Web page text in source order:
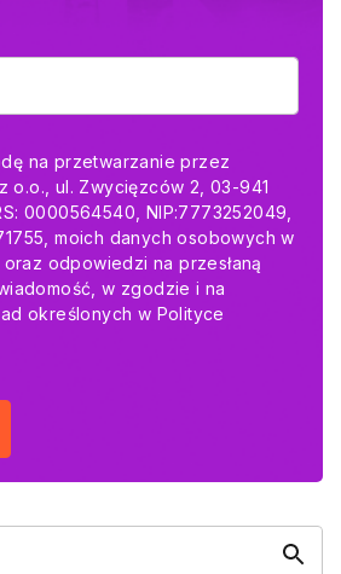
na przetwarzanie przez
o.o., ul. Zwycięzców 2, 03-941
0000564540, NIP:7773252049,
moich danych osobowych w
odpowiedzi na przesłaną
w zgodzie i na
określonych w Polityce